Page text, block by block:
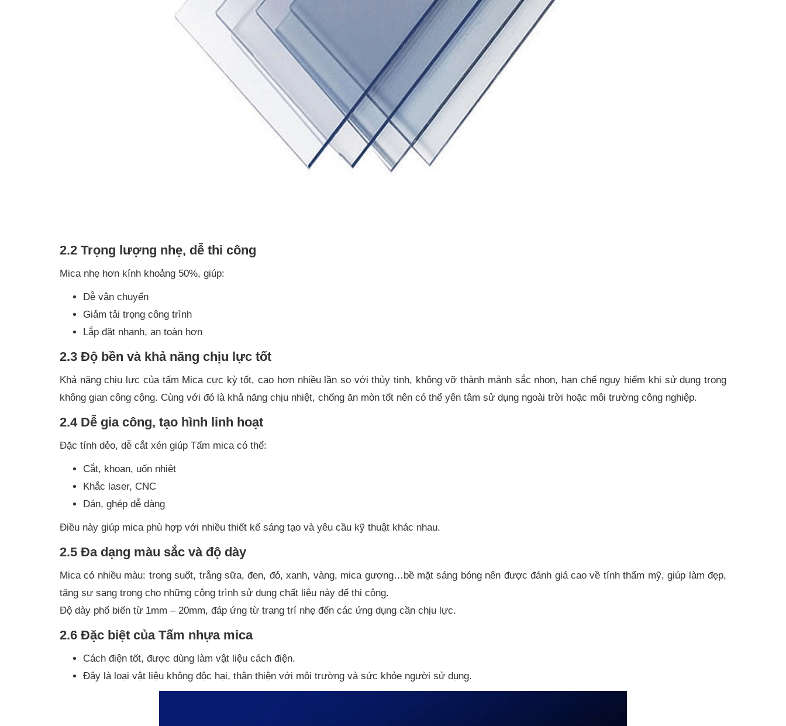
2.2 Trọng lượng nhẹ, dễ thi công
Mica nhẹ hơn kính khoảng 50%, giúp:
Dễ vận chuyển
Giảm tải trọng công trình
Lắp đặt nhanh, an toàn hơn
2.3 Độ bền và khả năng chịu lực tốt
Khả năng chịu lực của tấm Mica cực kỳ tốt, cao hơn nhiều lần so với thủy tinh, không vỡ thành mảnh sắc nhọn, hạn chế nguy hiểm khi sử dụng trong
không gian công cộng. Cùng với đó là khả năng chịu nhiệt, chống ăn mòn tốt nên có thể yên tâm sử dụng ngoài trời hoặc môi trường công nghiệp.
2.4 Dễ gia công, tạo hình linh hoạt
Đặc tính dẻo, dễ cắt xén giúp Tấm mica có thể:
Cắt, khoan, uốn nhiệt
Khắc laser, CNC
Dán, ghép dễ dàng
Điều này giúp mica phù hợp với nhiều thiết kế sáng tạo và yêu cầu kỹ thuật khác nhau.
2.5 Đa dạng màu sắc và độ dày
Mica có nhiều màu: trong suốt, trắng sữa, đen, đỏ, xanh, vàng, mica gương…bề mặt sáng bóng nên được đánh giá cao về tính thẩm mỹ, giúp làm đẹp,
tăng sự sang trọng cho những công trình sử dụng chất liệu này để thi công.
Độ dày phổ biến từ 1mm – 20mm, đáp ứng từ trang trí nhẹ đến các ứng dụng cần chịu lực.
2.6 Đặc biệt của Tấm nhựa mica
Cách điện tốt, được dùng làm vật liệu cách điện.
Đây là loại vật liệu không độc hại, thân thiện với môi trường và sức khỏe người sử dụng.